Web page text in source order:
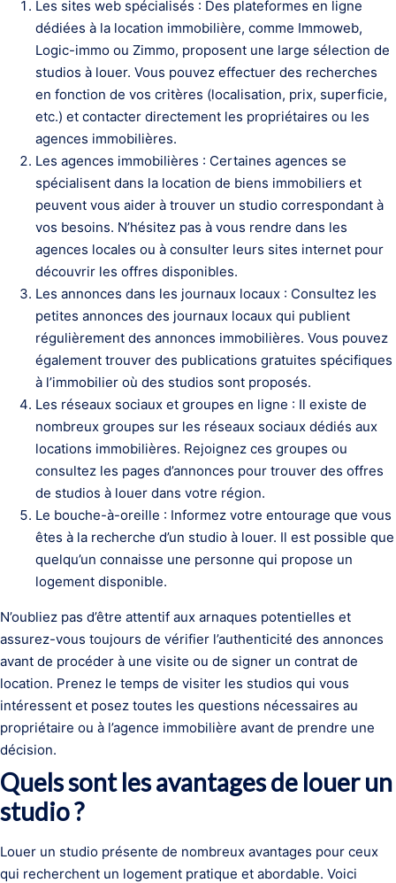
Les sites web spécialisés : Des plateformes en ligne
dédiées à la location immobilière, comme Immoweb,
Logic-immo ou Zimmo, proposent une large sélection de
studios à louer. Vous pouvez effectuer des recherches
en fonction de vos critères (localisation, prix, superficie,
etc.) et contacter directement les propriétaires ou les
agences immobilières.
Les agences immobilières : Certaines agences se
spécialisent dans la location de biens immobiliers et
peuvent vous aider à trouver un studio correspondant à
vos besoins. N’hésitez pas à vous rendre dans les
agences locales ou à consulter leurs sites internet pour
découvrir les offres disponibles.
Les annonces dans les journaux locaux : Consultez les
petites annonces des journaux locaux qui publient
régulièrement des annonces immobilières. Vous pouvez
également trouver des publications gratuites spécifiques
à l’immobilier où des studios sont proposés.
Les réseaux sociaux et groupes en ligne : Il existe de
nombreux groupes sur les réseaux sociaux dédiés aux
locations immobilières. Rejoignez ces groupes ou
consultez les pages d’annonces pour trouver des offres
de studios à louer dans votre région.
Le bouche-à-oreille : Informez votre entourage que vous
êtes à la recherche d’un studio à louer. Il est possible que
quelqu’un connaisse une personne qui propose un
logement disponible.
N’oubliez pas d’être attentif aux arnaques potentielles et
assurez-vous toujours de vérifier l’authenticité des annonces
avant de procéder à une visite ou de signer un contrat de
location. Prenez le temps de visiter les studios qui vous
intéressent et posez toutes les questions nécessaires au
propriétaire ou à l’agence immobilière avant de prendre une
décision.
Quels sont les avantages de louer un
studio ?
Louer un studio présente de nombreux avantages pour ceux
qui recherchent un logement pratique et abordable. Voici